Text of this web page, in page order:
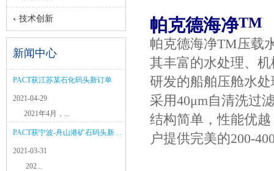
技术创新
新闻中心
PACT获江苏某石化码头新订单
2021-04-29
2021年4月，...
PACT获宁波-舟山港矿石码头新项目
2021-03-31
202...
帕克德海净TM
帕克德海净TM压载
其丰富的水处理、
研发的船舶压舱水
采用40μm自清洗过
结构简单，性能优
户提供完美的200-